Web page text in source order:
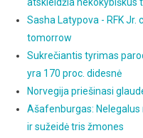
atskleidžia nekokybiškus
Sasha Latypova - RFK
tomorrow
Sukrečiantis tyrimas
yra 170 proc. didesnė
Norvegija priešinasi
Ašafenburgas:
ir sužeidė tris žmones